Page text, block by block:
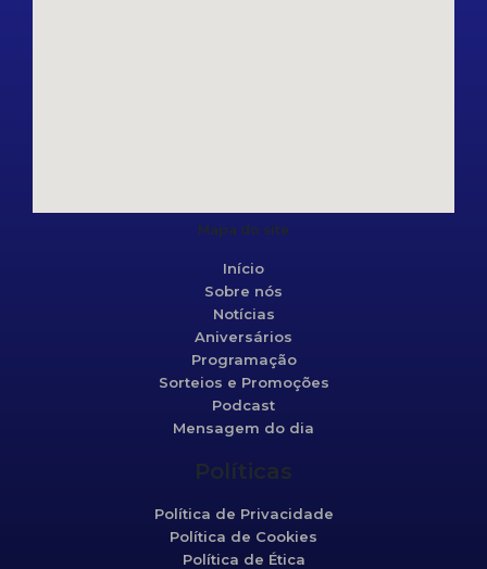
Mapa do site
Início
Sobre nós
Notícias
Aniversários
Programação
Sorteios e Promoções
Podcast
Mensagem do dia
Políticas
Política de Privacidade
Política de Cookies
Política de Ética